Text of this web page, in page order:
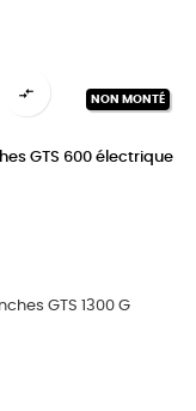
NON MONTÉ

GTS 600 électrique